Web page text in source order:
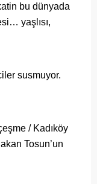
bu dünyada
yaşlısı,
susmuyor.
/ Kadıköy
Tosun’un